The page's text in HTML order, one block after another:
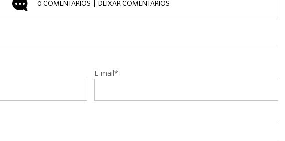
0 COMENTÁRIOS | DEIXAR COMENTÁRIOS
E-mail*